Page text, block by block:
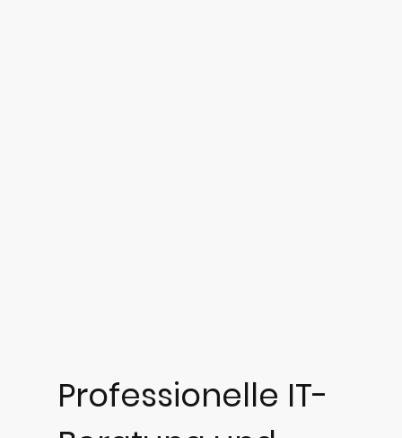
Professionelle IT-